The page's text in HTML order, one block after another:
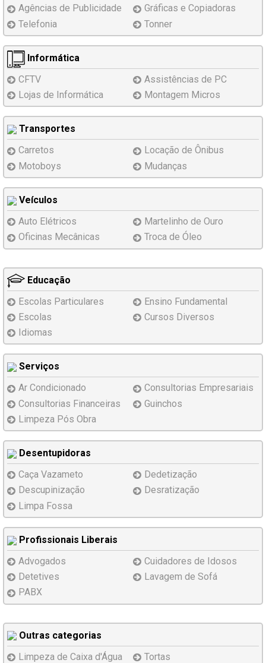
Agências de Publicidade
Gráficas e Copiadoras
Telefonia
Tonner
Informática
CFTV
Assistências de PC
Lojas de Informática
Montagem Micros
Transportes
Carretos
Locação de Ônibus
Motoboys
Mudanças
Veículos
Auto Elétricos
Martelinho de Ouro
Oficinas Mecânicas
Troca de Óleo
Educação
Escolas Particulares
Ensino Fundamental
Escolas
Cursos Diversos
Idiomas
Serviços
Ar Condicionado
Consultorias Empresariais
Consultorias Financeiras
Guinchos
Limpeza Pós Obra
Desentupidoras
Caça Vazameto
Dedetização
Descupinização
Desratização
Limpa Fossa
Profissionais Liberais
Advogados
Cuidadores de Idosos
Detetives
Lavagem de Sofá
PABX
Outras categorias
Limpeza de Caixa d'Água
Tortas